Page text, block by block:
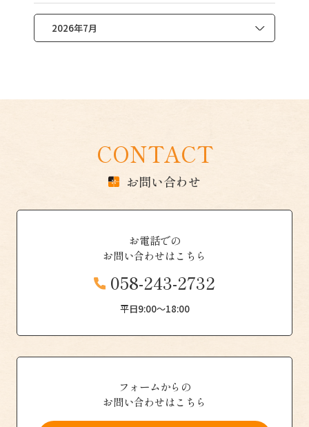
CONTACT
お問い合わせ
お電話での
お問い合わせはこちら
058-243-2732
平日9:00〜18:00
フォームからの
お問い合わせはこちら